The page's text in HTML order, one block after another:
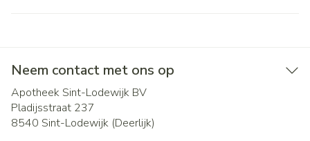
Neem contact met ons op
Apotheek Sint-Lodewijk BV
Pladijsstraat 237
8540 Sint-Lodewijk (Deerlijk)